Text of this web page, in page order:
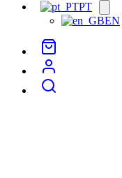
PT
menu
EN